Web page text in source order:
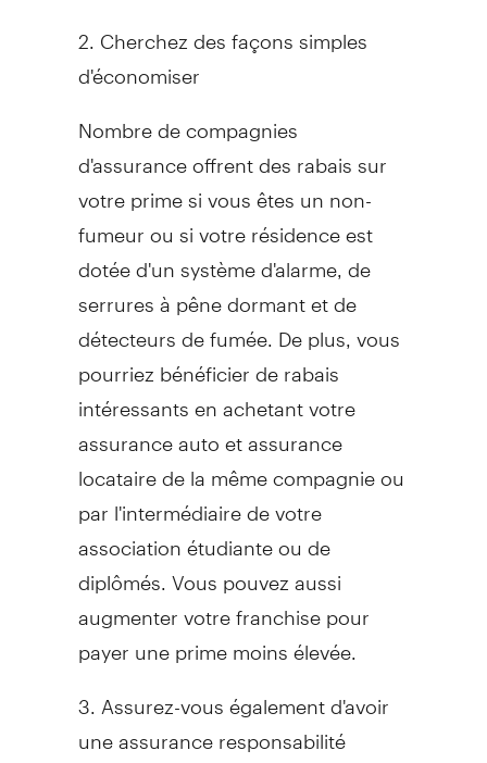
2. Cherchez des façons simples
d'économiser
Nombre de compagnies
d'assurance offrent des rabais sur
votre prime si vous êtes un non-
fumeur ou si votre résidence est
dotée d'un système d'alarme, de
serrures à pêne dormant et de
détecteurs de fumée. De plus, vous
pourriez bénéficier de rabais
intéressants en achetant votre
assurance auto et assurance
locataire de la même compagnie ou
par l'intermédiaire de votre
association étudiante ou de
diplômés. Vous pouvez aussi
augmenter votre franchise pour
payer une prime moins élevée.
3. Assurez-vous également d'avoir
une assurance responsabilité